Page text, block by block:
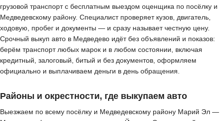
грузовой транспорт с бесплатным выездом оценщика по посёлку и
Медведевскому району. Специалист проверяет кузов, двигатель,
ходовую, пробег и документы — и сразу называет честную цену.
Срочный выкуп авто в Медведево идёт без объявлений и показов:
берём транспорт любых марок и в любом состоянии, включая
кредитный, залоговый, битый и без документов, оформляем
официально и выплачиваем деньги в день обращения.
Районы и окрестности, где выкупаем авто
Выезжаем по всему посёлку и Медведевскому району Марий Эл —